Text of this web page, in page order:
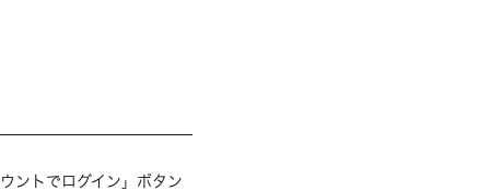
ントでログイン」ボタン